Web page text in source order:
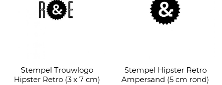
Stempel Trouwlogo
Hipster Retro (3 x 7 cm)
Stempel Hipster Retro
Ampersand (5 cm rond)